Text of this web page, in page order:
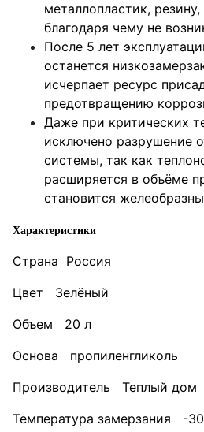
металлопластик,
благодаря чему не
После 5 лет
останется
исчерпает ресурс
предотвращению
Даже при критических
исключено разрушение
системы, так как
расширяется в объёме
становится
Характеристики
Страна Россия
Цвет Зелёный
Объем 20 л
Основа пропиленгликоль
Производитель Теплый дом
Температура замерзания -